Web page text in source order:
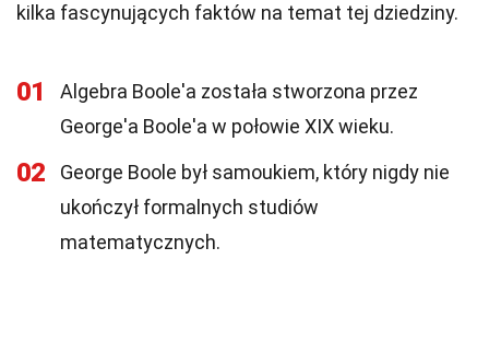
kilka fascynujących faktów na temat tej dziedziny.
01
Algebra Boole'a została stworzona przez
George'a Boole'a w połowie XIX wieku.
02
George Boole był samoukiem, który nigdy nie
ukończył formalnych studiów
matematycznych.